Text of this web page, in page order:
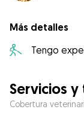
Más detalles
Tengo
Servicios y
Cobertura